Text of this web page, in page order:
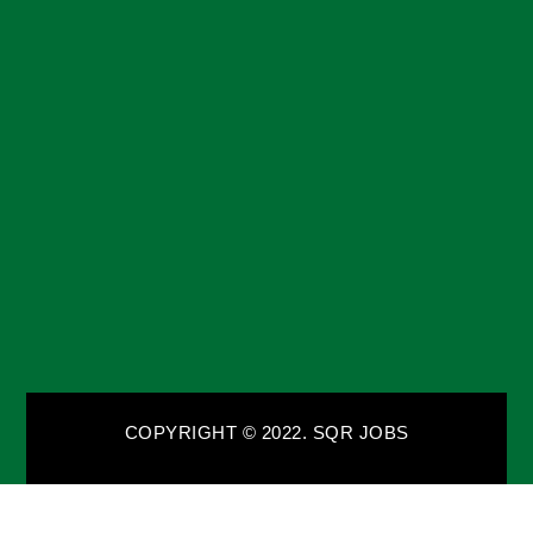
COPYRIGHT © 2022. SQR JOBS